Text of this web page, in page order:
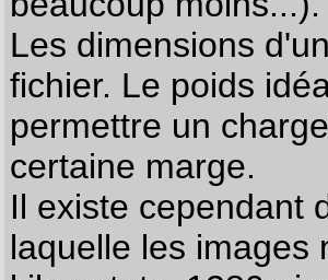
Les dimensions
fichier. Le poids
permettre un
certaine marge.
Il existe cependant
laquelle les images